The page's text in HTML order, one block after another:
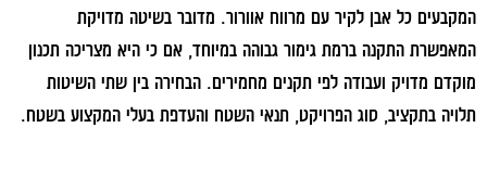
המקבעים כל אבן לקיר עם מרווח אוורור. מדובר בשיטה מדויקת
המאפשרת התקנה ברמת גימור גבוהה במיוחד, אם כי היא מצריכה תכנון
מוקדם מדויק ועבודה לפי תקנים מחמירים. הבחירה בין שתי השיטות
תלויה בתקציב, סוג הפרויקט, תנאי השטח והעדפת בעלי המקצוע בשטח.